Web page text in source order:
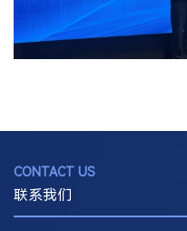
CONTACT US
联系我们